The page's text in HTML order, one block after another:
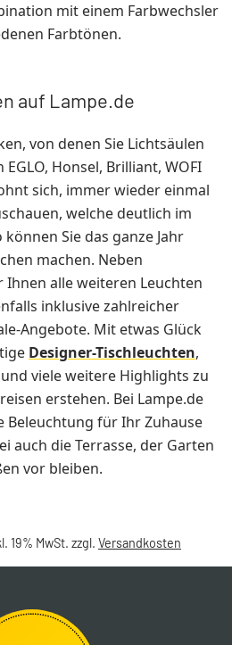
mit einem Farbwechsler
Farbtönen.
auf Lampe.de
von denen Sie Lichtsäulen
Honsel, Brilliant, WOFI
sich, immer wieder einmal
welche deutlich im
Sie das ganze Jahr
machen. Neben
alle weiteren Leuchten
inklusive zahlreicher
Angebote. Mit etwas Glück
Designer-Tischleuchten,
viele weitere Highlights zu
erstehen. Bei Lampe.de
Beleuchtung für Ihr Zuhause
auch die Terrasse, der Garten
vor bleiben.
19% MwSt. zzgl. Versandkosten